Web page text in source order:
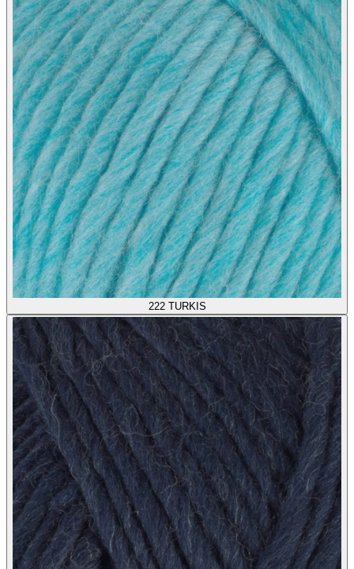
222 TURKIS